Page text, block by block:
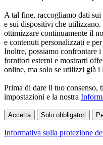
A tal fine, raccogliamo dati
e sui dispositivi che
ottimizzare continuamente il
e contenuti personalizzati e
Inoltre, possiamo confrontare
fornitori esterni e mostrarti
online, ma solo se utilizzi già i
Prima di dare il tuo consenso,
impostazioni e la nostra
Accetta Solo obbligatori
Informativa sulla protezione